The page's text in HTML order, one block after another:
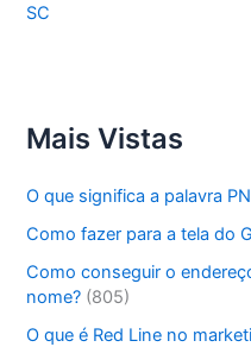
SC
Mais Vistas
O que significa a palavra
Como fazer para a tela do
Como conseguir o
nome? (805)
O que é Red Line no